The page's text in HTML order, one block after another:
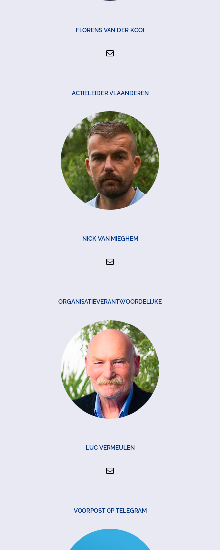
FLORENS VAN DER KOOI
ACTIELEIDER VLAANDEREN
NICK VAN MIEGHEM
ORGANISATIEVERANTWOORDELIJKE
LUC VERMEULEN
VOORPOST OP TELEGRAM